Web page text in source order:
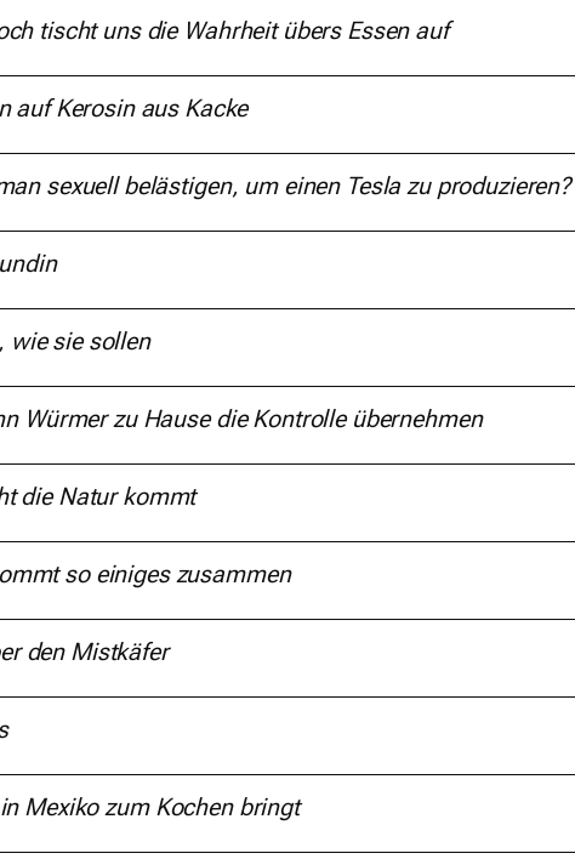
tischt uns die Wahrheitübers Essen auf
auf Kerosin aus Kacke
sexuell belästigen, um einen Tesla zu produzieren?
wie sie sollen
Würmer zu Hausedie Kontrolle übernehmen
die Natur kommt
so einiges zusammen
den Mistkäfer
in Mexikozum Kochen bringt